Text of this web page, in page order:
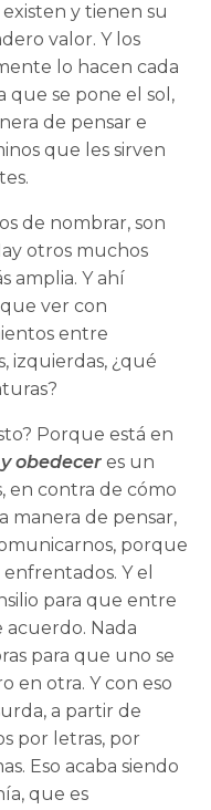
y tienen su
valor. Y los
lo hacen cada
que se pone el sol,
de pensar e
que les sirven
de nombrar, son
otros muchos
amplia. Y ahí
ver con
entre
izquierdas, ¿qué
Porque está en
obedecer es un
en contra de cómo
manera de pensar,
porque
Y el
para que entre
acuerdo. Nada
para que uno se
en otra. Y con eso
a partir de
por letras, por
Eso acaba siendo
que es